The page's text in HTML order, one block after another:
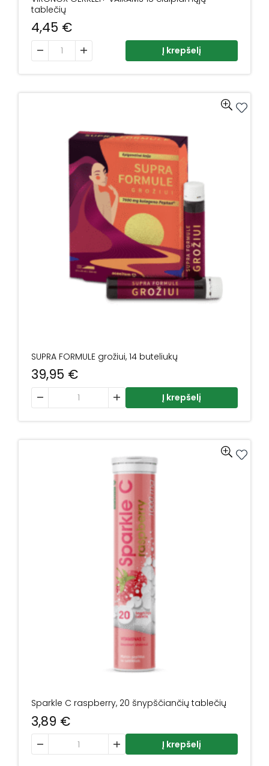
tablečių
4,45 €
produkto kiekis: VIRONOX GERKLEI+ VAIKAMS 15
Į krepšelį
SUPRA FORMULE grožiui, 14 buteliukų
39,95 €
produkto kiekis: SUPRA FORMULE grožiui, 14 buteliukų
Į krepšelį
Sparkle C raspberry, 20 šnypščiančių tablečių
3,89 €
produkto kiekis: Sparkle C raspberry, 20 šnypščiančių
Į krepšelį